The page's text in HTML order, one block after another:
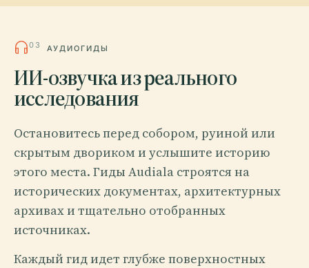
03 АУДИОГИДЫ
ИИ-озвучка из реального
исследования
Остановитесь перед собором, руиной или
скрытым двориком и услышите историю
этого места. Гиды Audiala строятся на
исторических документах, архитектурных
архивах и тщательно отобранных
источниках.
Каждый гид идет глубже поверхностных